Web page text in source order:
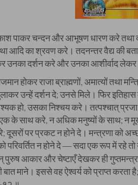
पाकर चन्दन और आभूषण धारण करे तथा
आदि का श्रवण करे। तदनन्तर वैद्य की
उनका दर्शन करे और उनका आशीर्वाद
होकर राजा ब्राह्मणों, अमात्यों तथा
उन्हें दर्शन दे; उनसे मिले। फिर
हो, उसका निश्चय करे। तत्पश्चात्
के साथ करे, न अधिक मनुष्यों के साथ; न
दूसरों पर प्रकट न होने दे। मन्त्रणा को
न होने दे—सदा एक रूप में रहे तो
पुरुष आकार और चेष्टाएँ देखकर ही
बात माने। इससे वह ऐश्वर्य को प्राप्त